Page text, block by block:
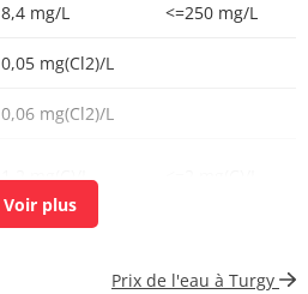
8,4 mg/L <=250 mg/L
0,05 mg(Cl2)/L
0,06 mg(Cl2)/L
1,2 mg(C)/L
Prix de l'eau à Turgy